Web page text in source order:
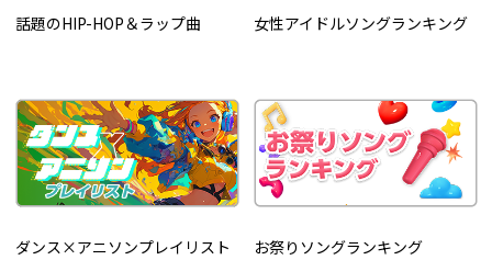
話題のHIP-HOP＆ラップ曲 女性アイドルソングランキング
ダンス×アニソンプレイリスト お祭りソングランキング